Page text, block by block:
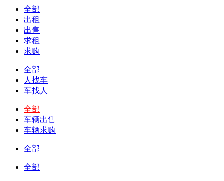
全部
出租
出售
求租
求购
全部
人找车
车找人
全部
车辆出售
车辆求购
全部
全部